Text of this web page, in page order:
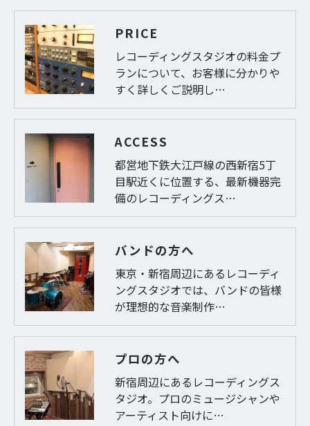
PRICE
レコーディングスタジオの料金プ
ランについて、お客様に分かりや
すく詳しくご説明し…
ACCESS
都営地下鉄大江戸線の西新宿5丁
目駅近くに位置する、最新機器完
備のレコーディングス…
バンドの方へ
東京・新宿周辺にあるレコーディ
ングスタジオでは、バンドの皆様
が理想的な音楽制作…
プロの方へ
新宿周辺にあるレコーディングス
タジオ。プロのミュージシャンや
アーティスト向けに…